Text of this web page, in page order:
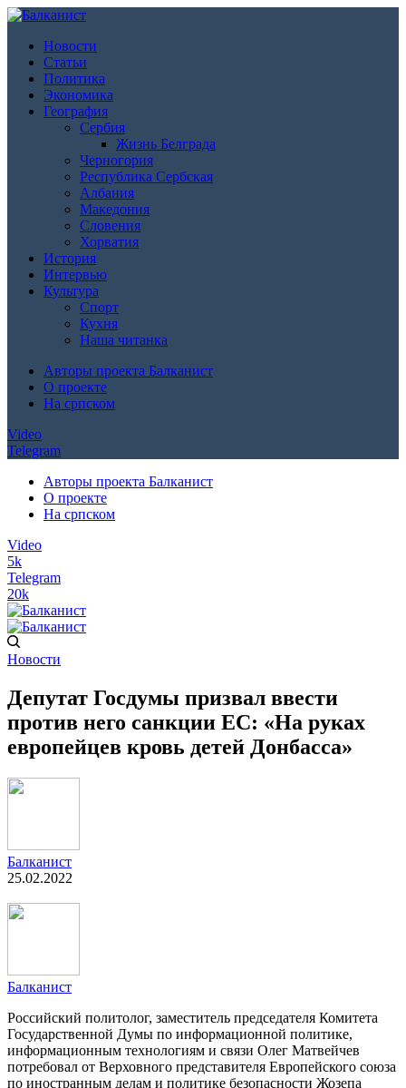
Новости
Статьи
Политика
Экономика
География
Сербия
Жизнь Белграда
Черногория
Республика Сербская
Албания
Македония
Словения
Хорватия
История
Интервью
Культура
Спорт
Кухня
Наша читанка
Авторы проекта Балканист
О проекте
На српском
Video
Telegram
Авторы проекта Балканист
О проекте
На српском
Video
5k
Telegram
20k
Новости
Депутат Госдумы призвал ввести
против него санкции ЕС: «На руках
европейцев кровь детей Донбасса»
Балканист
25.02.2022
Балканист
Российский политолог, заместитель председателя Комитета
Государственной Думы по информационной политике,
информационным технологиям и связи Олег Матвейчев
потребовал от Верховного представителя Европейского союза
по иностранным делам и политике безопасности Жозепа